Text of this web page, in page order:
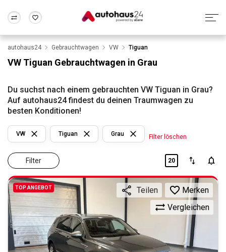
Wir bewerten dein Auto
Alle Fragen & Antworten
Rund um die Inzahlungnahme
Frankfurt Wuppertal
autohaus24 Gebrauchtwagen VW Tiguan
VW Tiguan Gebrauchtwagen in Grau
Du suchst nach einem gebrauchten VW Tiguan in Grau?
Auf autohaus24 findest du deinen Traumwagen zu
besten Konditionen!
Filter
VW Tiguan Grau Filter löschen
20
TOP ANGEBOT
Vergleichen
Teilen Merken